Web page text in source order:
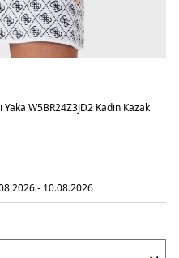
W5BR24Z3JD2 Kadın Kazak
- 10.08.2026